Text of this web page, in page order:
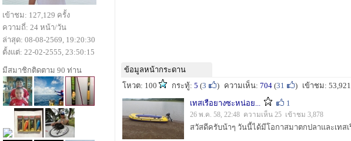
ข้อมูลหน้ากระดาน
โหวต: 100
กระทู้: 5 (3 ) ความเห็น: 704 (31 ) เข้าชม: 53,921
เทสเรือยางซะหน่อย...
1
26 พ.ค. 58, 22:48 ความเห็น 25 เข้าชม 3,878
เข้าชม: 127,129 ครั้ง
ความถี่: 24 หน้า/วัน
ล่าสุด: 08-08-2569, 19:20:30
ตั้งแต่: 22-02-2555, 23:50:15
มีสมาชิกติดตาม 90 ท่าน